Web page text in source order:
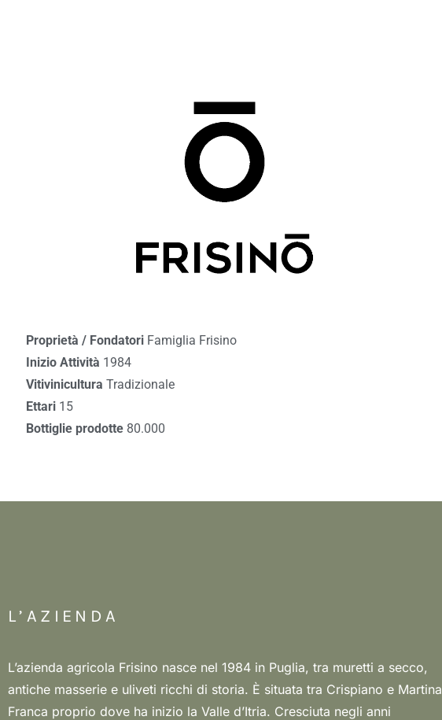
Proprietà / Fondatori Famiglia Frisino
Inizio Attività 1984
Vitivinicultura Tradizionale
Ettari 15
Bottiglie prodotte 80.000
L’AZIENDA
L’azienda agricola Frisino nasce nel 1984 in Puglia, tra muretti a secco,
antiche masserie e uliveti ricchi di storia. È situata tra Crispiano e Martina
Franca proprio dove ha inizio la Valle d’Itria. Cresciuta negli anni
Puglia dopo un periodo di studi all’estero, con un bagaglio di
innovazione e nuove idee, hanno dato il via a un vero e proprio restyling
dell’azienda e del brand, dal design ai metodi di produzione, guardando